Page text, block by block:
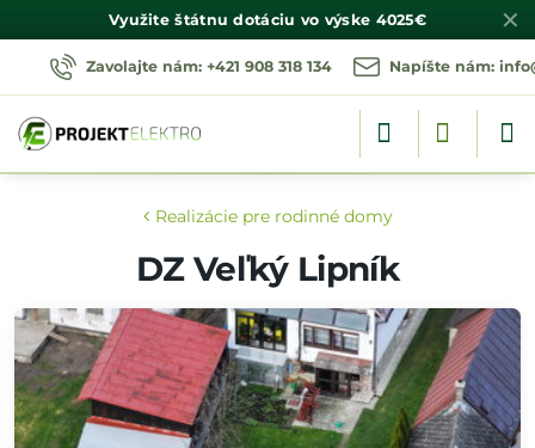
✕
Využite štátnu dotáciu vo výske 4025€
Zavolajte nám: +421 908 318 134 Napíšte nám:
Realizácie pre rodinné domy
DZ Veľký Lipník